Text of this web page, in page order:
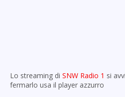
Lo streaming di SNW Radio 1 si
fermarlo usa il player azzurro